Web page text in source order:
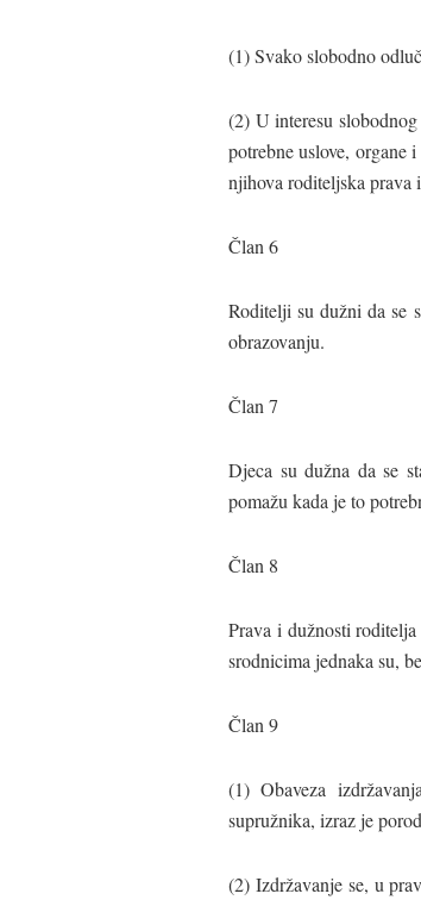
(1) Svako slobodno
(2) U interesu
potrebne uslove, organe
njihova roditeljska prava
Član 6
Roditelji su dužni da se
obrazovanju.
Član 7
Djeca su dužna da se
pomažu kada je to
Član 8
Prava i dužnosti
srodnicima jednaka su,
Član 9
(1) Obaveza
supružnika, izraz je
(2) Izdržavanje se, u